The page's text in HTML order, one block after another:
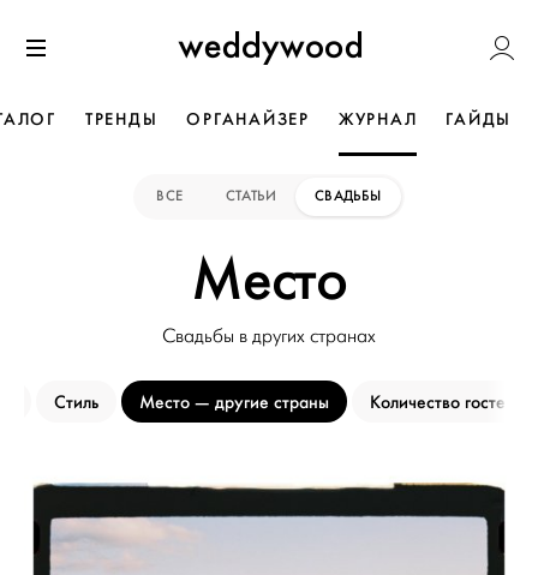
к содержанию
Weddywood
ТРЕНДЫ ОРГАНАЙЗЕР ЖУРНАЛ ГАЙДЫ
ВСЕ СТАТЬИ СВАДЬБЫ
Место
Свадьбы в других странах
Стиль Место другие страны Количество гостей